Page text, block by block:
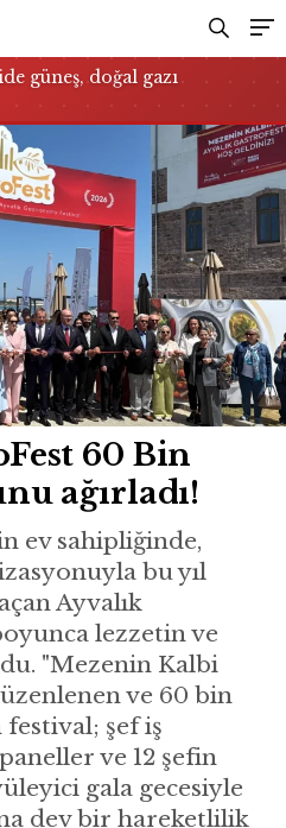
güneş, doğal gazı
60 Bin
ağırladı!
ev sahipliğinde,
bu yıl
Ayvalık
lezzetin ve
"Mezenin Kalbi
ve 60 bin
şef iş
ve 12 şefin
gala gecesiyle
dev bir hareketlilik